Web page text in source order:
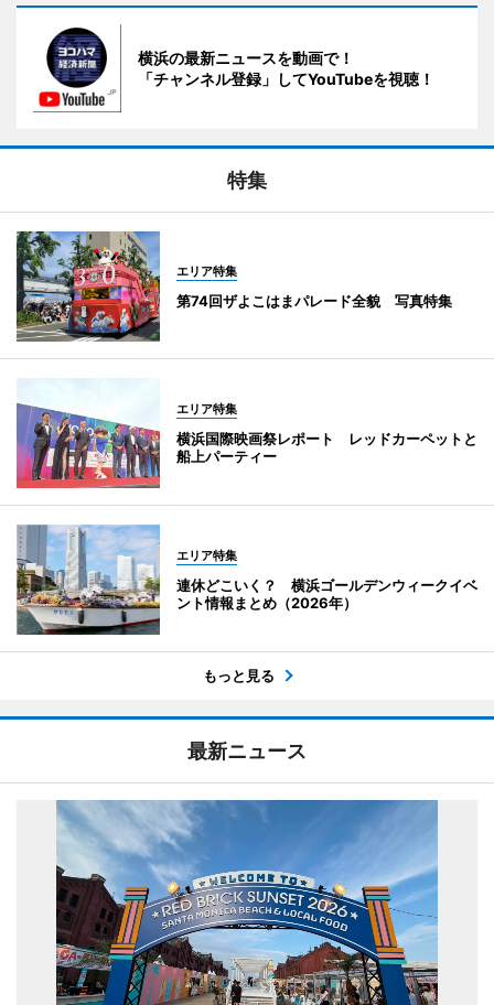
横浜の最新ニュースを動画で！
「チャンネル登録」してYouTubeを視聴！
特集
エリア特集
第74回ザよこはまパレード全貌 写真特集
エリア特集
横浜国際映画祭レポート レッドカーペットと
船上パーティー
エリア特集
連休どこいく？ 横浜ゴールデンウィークイベ
ント情報まとめ（2026年）
もっと見る
最新ニュース